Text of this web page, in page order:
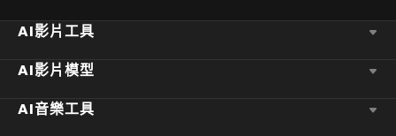
AI影片工具
AI影片模型
AI音樂工具